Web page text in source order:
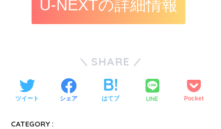
U-NEXTの詳細情報
SHARE
ツイート シェア はてブ LINE Pocket
CATEGORY :